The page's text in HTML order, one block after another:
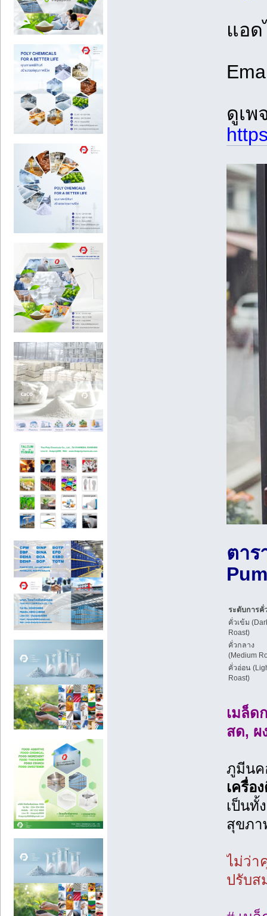
แอ
ดูเพ
ตาร
ระดับการคั่
คั่วเข้ม
Roast)
คั่วกลาง
(Medium
คั่วอ่อน
Roast)
เมล็ด
สด, ผ
ภูมีนค
เครื่อ
เป็นทั้
สุขภา
ไม่ว่า
ปรับส